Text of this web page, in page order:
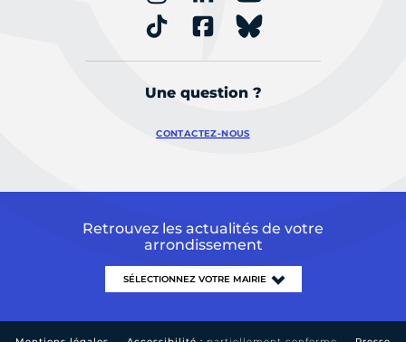
Une question ?
CONTACTEZ-NOUS
Retrouvez les actualités de votre
arrondissement